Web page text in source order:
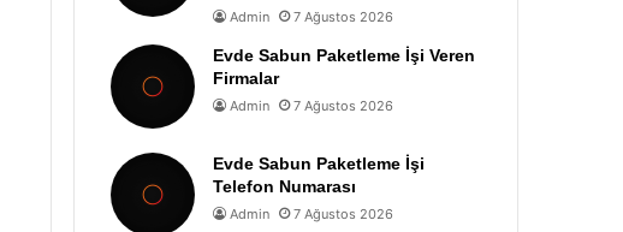
Admin 7 Ağustos 2026
Evde Sabun Paketleme İşi Veren
Firmalar
Admin 7 Ağustos 2026
Evde Sabun Paketleme İşi
Telefon Numarası
Admin 7 Ağustos 2026